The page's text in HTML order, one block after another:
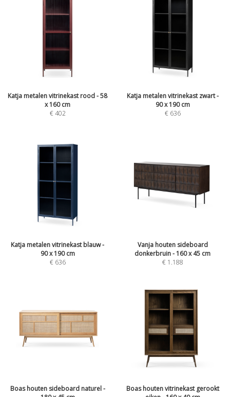
Katja metalen vitrinekast rood - 58
x 160 cm
€402
Katja metalen vitrinekast zwart -
90 x 190 cm
€ 636
Katja metalen vitrinekast blauw -
90 x 190 cm
€ 636
Vanja houten sideboard
donkerbruin - 160 x 45 cm
€ 1.188
Boas houten sideboard naturel -
Boas houten vitrinekast gerookt